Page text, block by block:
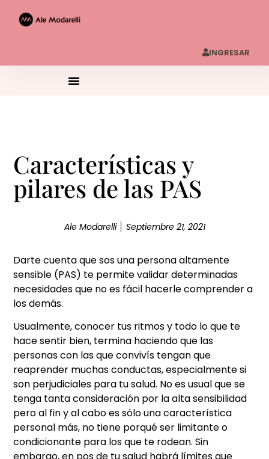
INGRESAR
Características y
pilares de las PAS
Ale Modarelli Septiembre 21, 2021
Darte cuenta que sos una persona altamente
sensible (PAS) te permite validar determinadas
necesidades que no es fácil hacerle comprender a
los demás.
Usualmente, conocer tus ritmos y todo lo que te
hace sentir bien, termina haciendo que las
personas con las que convivís tengan que
reaprender muchas conductas, especialmente si
son perjudiciales para tu salud. No es usual que se
tenga tanta consideración por la alta sensibilidad
pero al fin y al cabo es sólo una característica
personal más, no tiene porqué ser limitante o
condicionante para los que te rodean. Sin